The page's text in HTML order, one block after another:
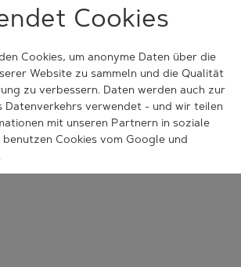
NEHMEN
| 6000 Kolding | Denmark | +45 7632
3500 | tresu@tresu.com
Consent Settings
Cookies
Cookies, um anonyme Daten über die
Website zu sammeln und die Qualität
zu verbessern. Daten werden auch zur
Datenverkehrs verwendet - und wir teilen
mit unseren Partnern in soziale
benutzen Cookies vom Google und